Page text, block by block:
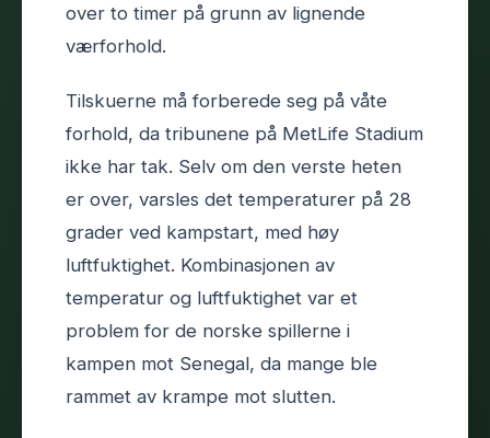
over to timer på grunn av lignende
værforhold.
Tilskuerne må forberede seg på våte
forhold, da tribunene på MetLife Stadium
ikke har tak. Selv om den verste heten
er over, varsles det temperaturer på 28
grader ved kampstart, med høy
luftfuktighet. Kombinasjonen av
temperatur og luftfuktighet var et
problem for de norske spillerne i
kampen mot Senegal, da mange ble
rammet av krampe mot slutten.